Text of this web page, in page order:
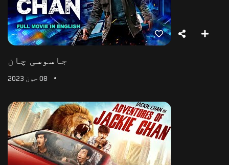
جاسوسی چان
08 جون 2023